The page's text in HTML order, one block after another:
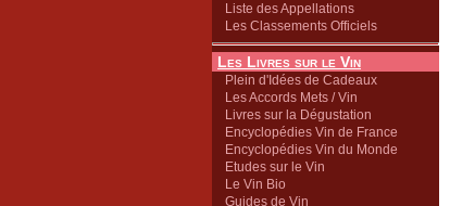
Liste des Appellations
Les Classements Officiels
Les Livres sur le Vin
Plein d'Idées de Cadeaux
Les Accords Mets / Vin
Livres sur la Dégustation
Encyclopédies Vin de France
Encyclopédies Vin du Monde
Etudes sur le Vin
Le Vin Bio
Guides de Vin